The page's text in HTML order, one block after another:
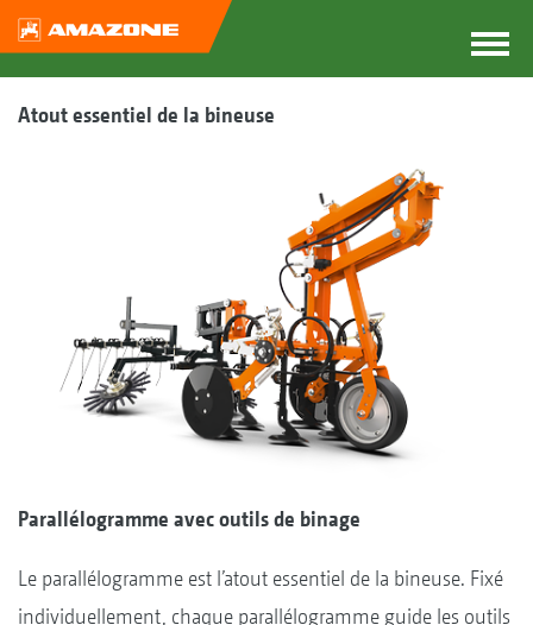
Atout essentiel de la bineuse
Parallélogramme avec outils de binage
Le parallélogramme est l’atout essentiel de la bineuse. Fixé
individuellement, chaque parallélogramme guide les outils